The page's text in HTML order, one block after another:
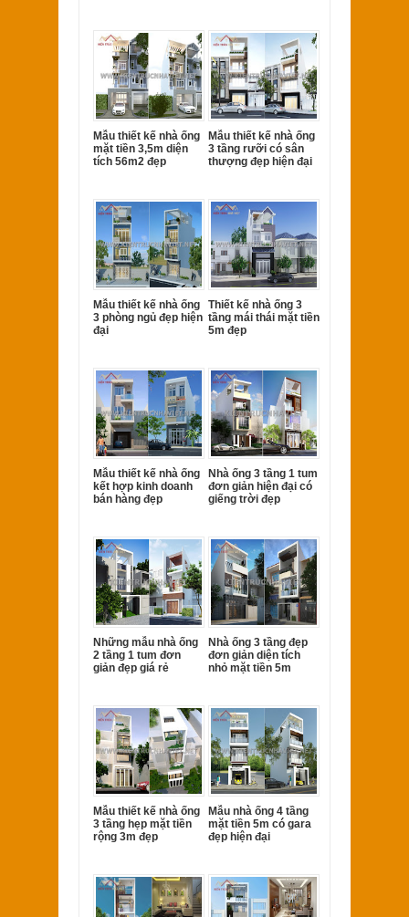
Mẫu thiết kế nhà ống
mặt tiền 3,5m diện
tích 56m2 đẹp
Mẫu thiết kế nhà ống
3 tầng rưỡi có sân
thượng đẹp hiện đại
Mẫu thiết kế nhà ống
3 phòng ngủ đẹp hiện
đại
Thiết kế nhà ống 3
tầng mái thái mặt tiền
5m đẹp
Mẫu thiết kế nhà ống
kết hợp kinh doanh
bán hàng đẹp
Nhà ống 3 tầng 1 tum
đơn giản hiện đại có
giếng trời đẹp
Những mẫu nhà ống
2 tầng 1 tum đơn
giản đẹp giá rẻ
Nhà ống 3 tầng đẹp
đơn giản diện tích
nhỏ mặt tiền 5m
Mẫu thiết kế nhà ống
3 tầng hẹp mặt tiền
rộng 3m đẹp
Mẫu nhà ống 4 tầng
mặt tiền 5m có gara
đẹp hiện đại